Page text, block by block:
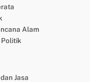
Alam
Politik
Jasa